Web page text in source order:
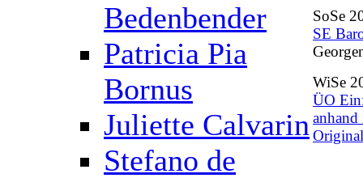
Bedenbender
Patricia Pia
Bornus
Juliette Calvarin
Stefano de
SoSe
SE
WiSe
ÜO
anhand